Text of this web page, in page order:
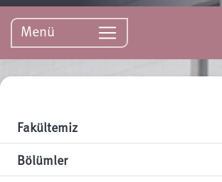
Menü
Fakültemiz
Bölümler